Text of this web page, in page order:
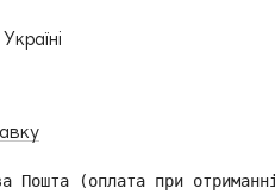
Пошта (оплата при